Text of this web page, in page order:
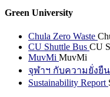
Green University
Chula Zero Waste
CU Shuttle Bus CU
MuvMi MuvMi
จุฬาฯ กับความยั่งยืน
Sustainability Report